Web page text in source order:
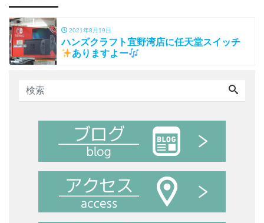
2021年8月19日
ハンズクラフト宜野湾店に任天堂スイッチ
ありますよー